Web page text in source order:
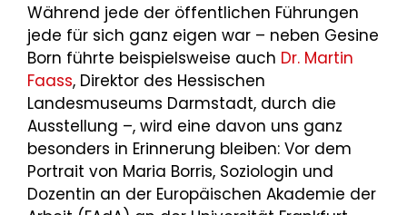
Während jede der öffentlichen Führungen
jede für sich ganz eigen war – neben Gesine
Born führte beispielsweise auch Dr. Martin
Faass, Direktor des Hessischen
Landesmuseums Darmstadt, durch die
Ausstellung –, wird eine davon uns ganz
besonders in Erinnerung bleiben: Vor dem
Portrait von Maria Borris, Soziologin und
Dozentin an der Europäischen Akademie der